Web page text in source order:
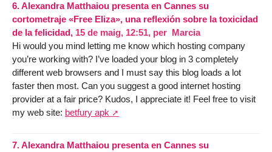
6.Alexandra Matthaiou presenta en Cannes su
cortometraje «Free Eliza», una reflexión sobre la toxicidad
de la felicidad, 15 de maig, 12:51, per Marcia
Hi would you mind letting me know which hosting company
you’re working with? I’ve loaded your blog in 3 completely
different web browsers and I must say this blog loads a lot
faster then most. Can you suggest a good internet hosting
provider at a fair price? Kudos, I appreciate it! Feel free to visit
my web site: betfury apk
7.Alexandra Matthaiou presenta en Cannes su